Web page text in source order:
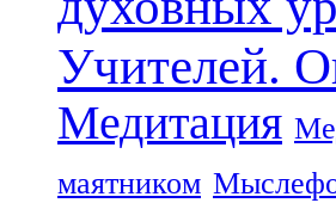
Учителей.
Медитация
маятником